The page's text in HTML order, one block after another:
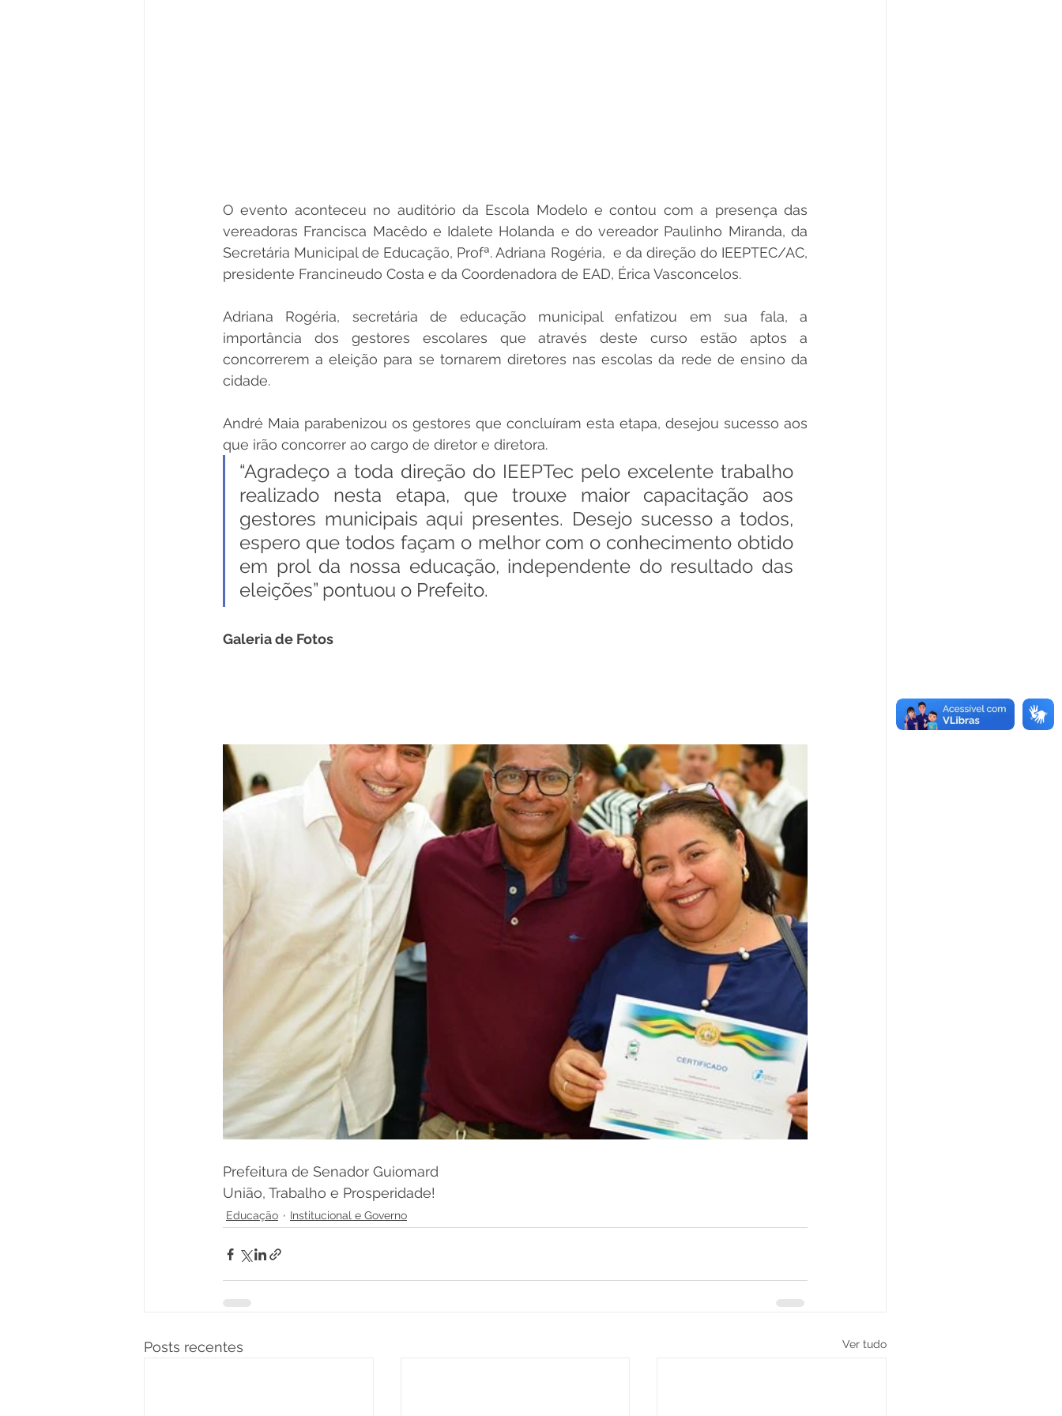
O evento aconteceu no auditório da Escola Modelo e contou com a presença das
vereadoras Francisca Macêdo e Idalete Holanda e do vereador Paulinho Miranda, da
Secretária Municipal de Educação, Profª. Adriana Rogéria,  e da direção do IEEPTEC/AC,
presidente Francineudo Costa e da Coordenadora de EAD, Érica Vasconcelos.
Adriana Rogéria, secretária de educação municipal enfatizou em sua fala, a
importância dos gestores escolares que através deste curso estão aptos a
concorrerem a eleição para se tornarem diretores nas escolas da rede de ensino da
cidade.
André Maia parabenizou os gestores que concluíram esta etapa, desejou sucesso aos
que irão concorrer ao cargo de diretor e diretora.
“Agradeço a toda direção do IEEPTec pelo excelente trabalho
realizado nesta etapa, que trouxe maior capacitação aos
gestores municipais aqui presentes. Desejo sucesso a todos,
espero que todos façam o melhor com o conhecimento obtido
em prol da nossa educação, independente do resultado das
eleições” pontuou o Prefeito.
Galeria de Fotos
Prefeitura de Senador Guiomard
União, Trabalho e Prosperidade!
Educação Institucional e Governo
Posts recentes Ver tudo